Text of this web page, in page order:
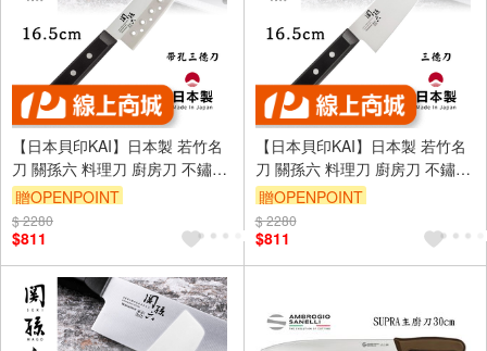
【日本貝印KAI】日本製 若竹名
刀 關孫六 料理刀 廚房刀 不鏽鋼
刀-16.5cm(帶孔三德刀)
贈OPENPOINT
$ 2280
$811
【日本貝印KAI】日本製 若竹名
刀 關孫六 料理刀 廚房刀 不鏽鋼
刀-16.5cm(三德刀)
贈OPENPOINT
$ 2280
$811